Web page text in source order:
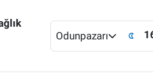
Odunpazarı